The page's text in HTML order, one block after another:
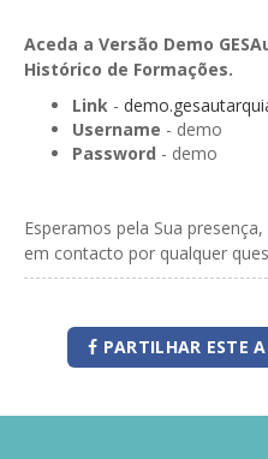
Aceda a Versão Demo
Histórico de Formações.
Link -
Username - demo
Password - demo
Esperamos pela Sua
em contacto por qualquer
PARTILHAR ESTE